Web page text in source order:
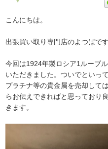
こんにちは。
出張買い取り専門店のよつばです
今回は1924年製ロシア1ルーブ
いただきました。ついでといっ
プラチナ等の貴金属を売却して
らお伝えできればと思っており
きます。